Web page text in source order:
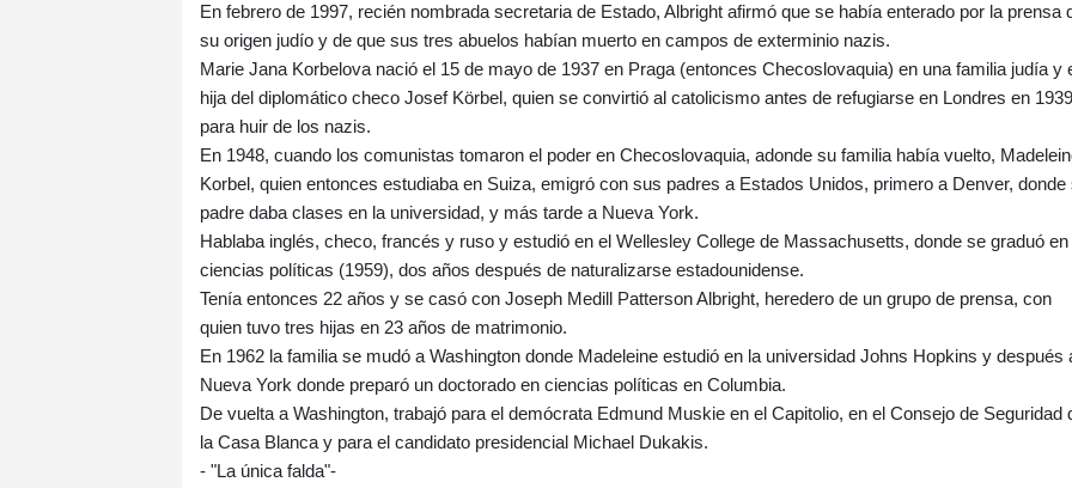
En febrero de 1997, recién nombrada secretaria de Estado, Albright afirmó que se había enterado por la prensa
su origen judío y de que sus tres abuelos habían muerto en campos de exterminio nazis.
Marie Jana Korbelova nació el 15 de mayo de 1937 en Praga (entonces Checoslovaquia) en una familia judía y
hija del diplomático checo Josef Körbel, quien se convirtió al catolicismo antes de refugiarse en Londres en 1939
para huir de los nazis.
En 1948, cuando los comunistas tomaron el poder en Checoslovaquia, adonde su familia había vuelto,
Korbel, quien entonces estudiaba en Suiza, emigró con sus padres a Estados Unidos, primero a Denver, donde
padre daba clases en la universidad, y más tarde a Nueva York.
Hablaba inglés, checo, francés y ruso y estudió en el Wellesley College de Massachusetts, donde se graduó en
ciencias políticas (1959), dos años después de naturalizarse estadounidense.
Tenía entonces 22 años y se casó con Joseph Medill Patterson Albright, heredero de un grupo de prensa, con
quien tuvo tres hijas en 23 años de matrimonio.
En 1962 la familia se mudó a Washington donde Madeleine estudió en la universidad Johns Hopkins y después
Nueva York donde preparó un doctorado en ciencias políticas en Columbia.
De vuelta a Washington, trabajó para el demócrata Edmund Muskie en el Capitolio, en el Consejo de Seguridad
la Casa Blanca y para el candidato presidencial Michael Dukakis.
- "La única falda"-